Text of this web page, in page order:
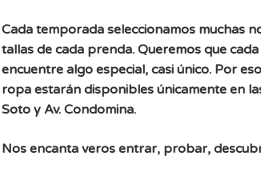
Cada temporada seleccionamos muchas
tallas de cada prenda. Queremos que
encuentre algo especial, casi único. Por
ropa estarán disponibles únicamente en
Soto y Av. Condomina.
Nos encanta veros entrar, probar,